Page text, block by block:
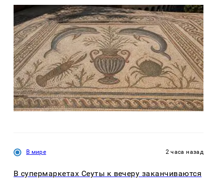
В мире 2 часа назад
В супермаркетах Сеуты к вечеру заканчиваются